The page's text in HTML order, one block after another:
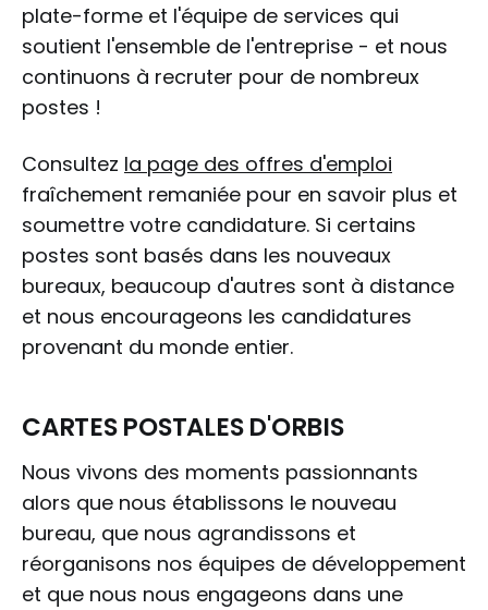
plate-forme et l'équipe de services qui
soutient l'ensemble de l'entreprise - et nous
continuons à recruter pour de nombreux
postes !
Consultez la page des offres d'emploi
fraîchement remaniée pour en savoir plus et
soumettre votre candidature. Si certains
postes sont basés dans les nouveaux
bureaux, beaucoup d'autres sont à distance
et nous encourageons les candidatures
provenant du monde entier.
CARTES POSTALES D'ORBIS
Nous vivons des moments passionnants
alors que nous établissons le nouveau
bureau, que nous agrandissons et
réorganisons nos équipes de développement
et que nous nous engageons dans une